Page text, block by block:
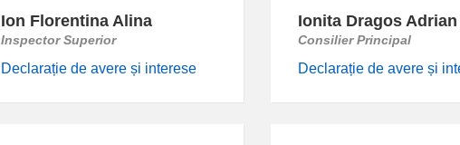
Ion Florentina Alina
Inspector Superior
Declarație de avere și interese
Ionita Dragos Adrian
Consilier Principal
Declarație de avere și